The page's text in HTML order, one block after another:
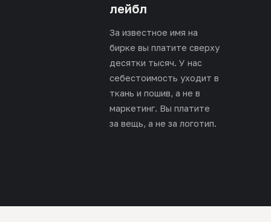
лейбл
За известное имя на
бирке вы платите сверху
десятки тысяч. У нас
себестоимость уходит в
ткань и пошив, а не в
маркетинг. Вы платите
за вещь, а не за логотип.